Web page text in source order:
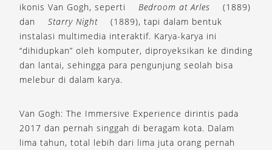
ikonis Van Gogh, seperti
Bedroom at Arles
(1889)
dan
Starry Night
(1889), tapi dalam bentuk
instalasi multimedia interaktif. Karya-karya ini
“dihidupkan” oleh komputer, diproyeksikan ke dinding
dan lantai, sehingga para pengunjung seolah bisa
melebur di dalam karya.
Van Gogh: The Immersive Experience dirintis pada
2017 dan pernah singgah di beragam kota. Dalam
lima tahun, total lebih dari lima juta orang pernah